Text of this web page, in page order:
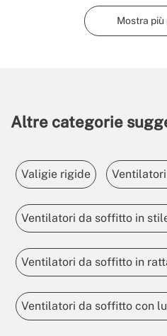
Mostra più
Altre categorie
Valigie rigide
Ventilatori da soffitto in
Ventilatori da soffitto in
Ventilatori da soffitto con